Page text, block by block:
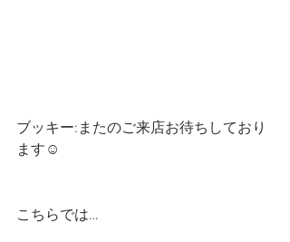
ブッキー:またのご来店お待ちしており
ます☺️
こちらでは…